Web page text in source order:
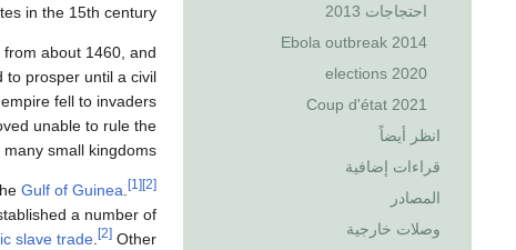
احتجاجات 2013
2014 Ebola outbreak
2020 elections
Coup d'état 2021
انظر أيضاً
قراءات إضافية
المصادر
وصلات خارجية
in the 15th century.
about 1460, and
to prosper until a civil
fell to invaders
unable to rule the
small kingdoms.
Gulf of Guinea. [1] [2]
a number of
slave trade. [2] Other